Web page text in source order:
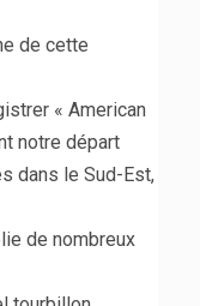
de cette
« American
notre départ
dans le Sud-Est,
de nombreux